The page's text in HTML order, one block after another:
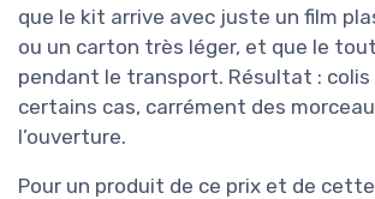
que le kit arrive avec juste un film
ou un carton très léger, et que le
pendant le transport. Résultat : colis
certains cas, carrément des
l’ouverture.
Pour un produit de ce prix et de